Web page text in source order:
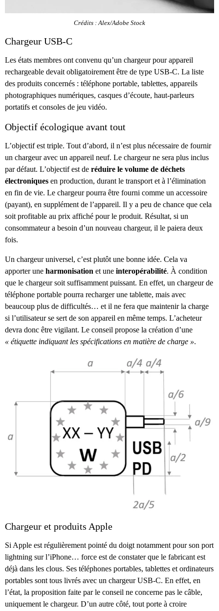
Crédits : Alex/Adobe Stock
Chargeur USB-C
Les états membres ont convenu qu’un chargeur pour appareil
rechargeable devait obligatoirement être de type USB-C. La liste
des produits concernés : téléphone portable, tablettes, appareils
photographiques numériques, casques d’écoute, haut-parleurs
portatifs et consoles de jeu vidéo.
Objectif écologique avant tout
L’objectif est triple. Tout d’abord, il n’est plus nécessaire de fournir
un chargeur avec un appareil neuf. Le chargeur ne sera plus inclus
par défaut. L’objectif est de réduire le volume de déchets
électroniques en production, durant le transport et à l’élimination
en fin de vie. Le chargeur pourra être fourni comme un accessoire
(payant), en supplément de l’appareil. Il y a peu de chance que cela
soit profitable au prix affiché pour le produit. Résultat, si un
consommateur a besoin d’un nouveau chargeur, il le paiera deux
fois.
Un chargeur universel, c’est plutôt une bonne idée. Cela va
apporter une harmonisation et une interopérabilité. À condition
que le chargeur soit suffisamment puissant. En effet, un chargeur de
téléphone portable pourra recharger une tablette, mais avec
beaucoup plus de difficultés… et il ne fera que maintenir la charge
si l’utilisateur se sert de son appareil en même temps. L’acheteur
devra donc être vigilant. Le conseil propose la création d’une
« étiquette indiquant les spécifications en matière de charge ».
Chargeur et produits Apple
Si Apple est régulièrement pointé du doigt notamment pour son port
lightning sur l’iPhone… force est de constater que le fabricant est
déjà dans les clous. Ses téléphones portables, tablettes et ordinateurs
portables sont tous livrés avec un chargeur USB-C. En effet, en
l’état, la proposition faite par le conseil ne concerne pas le câble,
uniquement le chargeur. D’un autre côté, tout porte à croire